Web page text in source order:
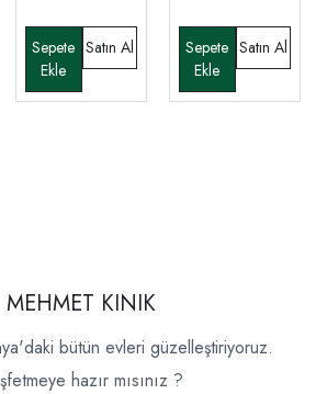
MEHMET KINIK
bütün evleri güzelleştiriyoruz.
hazır mısınız ?